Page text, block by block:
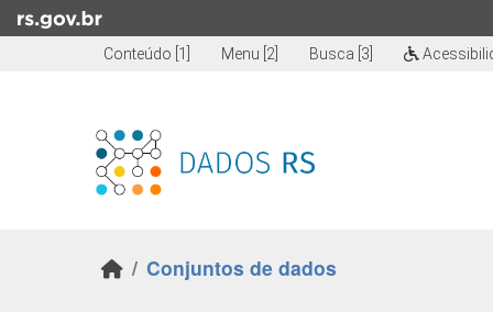
Skip to main content
Conteúdo [1] Menu [2] Busca [3]
Conjuntos de dados